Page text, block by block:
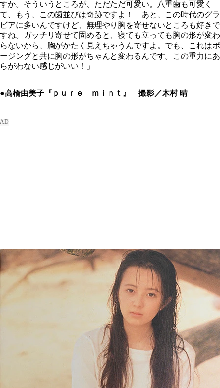
すか。そういうところが、ただただ可愛い。八重歯も可愛く
て、もう、この歯並びは奇跡ですよ！ あと、この時代のグラ
ビアに多いんですけど、無理やり胸を寄せないところも好きで
すね。ガッチリ寄せて固めると、寝ても立っても胸の形が変わ
らないから、胸がかたく見えちゃうんですよ。でも、これはポ
ージングと共に胸の形がちゃんと変わるんです。この重力にあ
らがわない感じがいい！」
●高橋由美子『ｐｕｒｅ ｍｉｎｔ』 撮影／木村 晴